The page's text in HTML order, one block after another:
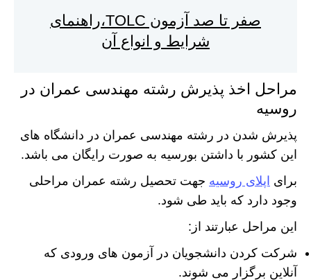
صفر تا صد آزمون TOLC،راهنمای
شرایط و انواع آن
مراحل اخذ پذیرش رشته مهندسی عمران در
روسیه
پذیرش شدن در رشته مهندسی عمران در دانشگاه های
این کشور با داشتن بورسیه به صورت رایگان می باشد.
برای اپلای روسیه جهت تحصیل رشته عمران مراحلی
وجود دارد که باید طی شود.
این مراحل عبارتند از:
شرکت کردن دانشجویان در آزمون های ورودی که
آنلاین برگزار می شوند.